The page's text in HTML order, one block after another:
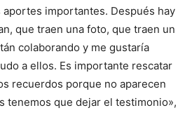
importantes. Después hay
que traen una foto, que traen un
colaborando y me gustaría
a ellos. Es importante rescatar
recuerdos porque no aparecen
tenemos que dejar el testimonio»,